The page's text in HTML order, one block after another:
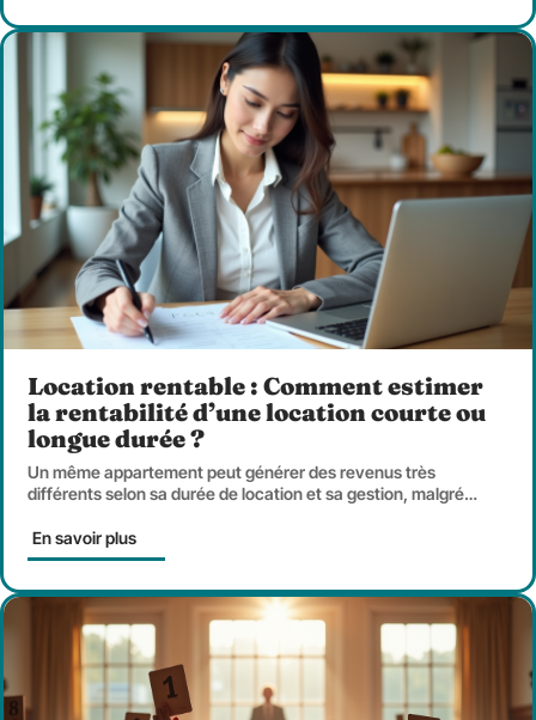
Location rentable : Comment estimer
la rentabilité d’une location courte ou
longue durée ?
Un même appartement peut générer des revenus très
différents selon sa durée de location et sa gestion, malgré…
En savoir plus